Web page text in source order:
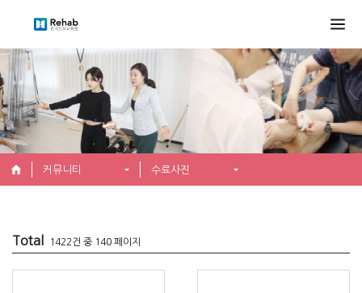
커뮤니티 수료사진
Total 1422건 중 140 페이지